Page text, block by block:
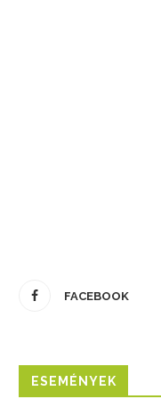
FACEBOOK
ESEMÉNYEK